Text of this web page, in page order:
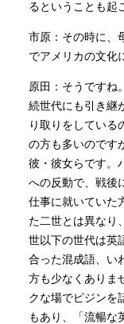
るということも起
市原：その時に、
でアメリカの文化
原田：そうですね
続世代にも引き継
り取りをしている
の方も多いのです
彼・彼女らです。
への反動で、戦後
仕事に就いていた
た二世とは異なり
世以下の世代は英
合った混成語、い
方も少なくありま
クな場でピジンを
もあり、「流暢な